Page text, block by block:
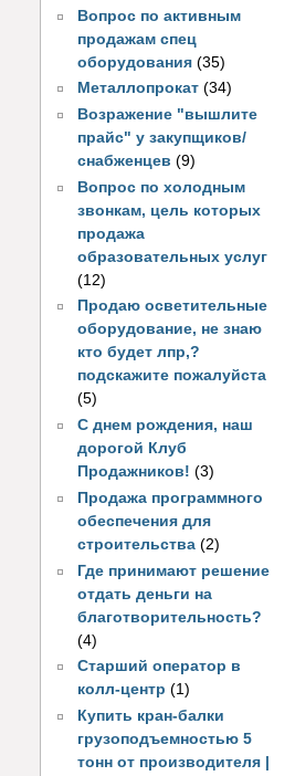
Вопрос по активным
продажам спец
оборудования (35)
Металлопрокат (34)
Возражение "вышлите
прайс" у закупщиков/
снабженцев (9)
Вопрос по холодным
звонкам, цель которых
продажа
образовательных услуг
(12)
Продаю осветительные
оборудование, не знаю
кто будет лпр,?
подскажите пожалуйста
(5)
С днем рождения, наш
дорогой Клуб
Продажников! (3)
Продажа программного
обеспечения для
строительства (2)
Где принимают решение
отдать деньги на
благотворительность?
(4)
Старший оператор в
колл-центр (1)
Купить кран-балки
грузоподъемностью 5
тонн от производителя |